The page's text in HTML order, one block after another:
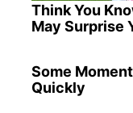
Think You
May Surprise
Some
Quickly